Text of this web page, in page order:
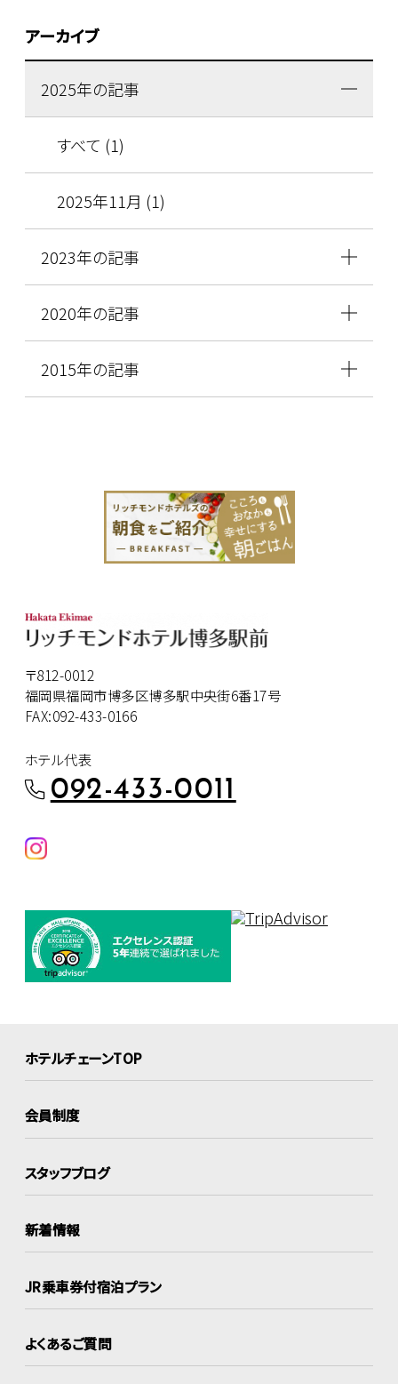
アーカイブ
2025年の記事
すべて (1)
2025年11月 (1)
2023年の記事
2020年の記事
2015年の記事
〒812-0012
福岡県福岡市博多区博多駅中央街6番17号
FAX:092-433-0166
ホテル代表
092-433-0011
ホテルチェーンTOP
会員制度
スタッフブログ
新着情報
JR乗車券付宿泊プラン
よくあるご質問